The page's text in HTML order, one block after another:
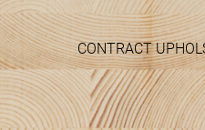
CONTRACT